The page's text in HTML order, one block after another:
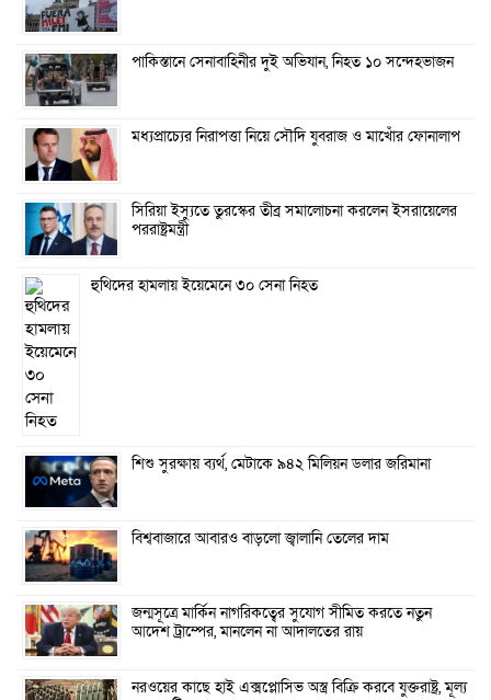
পাকিস্তানে সেনাবাহিনীর দুই অভিযান, নিহত ১০ সন্দেহভাজন
মধ্যপ্রাচ্যের নিরাপত্তা নিয়ে সৌদি যুবরাজ ও মাখোঁর ফোনালাপ
সিরিয়া ইস্যুতে তুরস্কের তীব্র সমালোচনা করলেন ইসরায়েলের
পররাষ্ট্রমন্ত্রী
হুথিদের হামলায় ইয়েমেনে ৩০ সেনা নিহত
শিশু সুরক্ষায় ব্যর্থ, মেটাকে ৯৪২ মিলিয়ন ডলার জরিমানা
বিশ্ববাজারে আবারও বাড়লো জ্বালানি তেলের দাম
জন্মসূত্রে মার্কিন নাগরিকত্বের সুযোগ সীমিত করতে নতুন
আদেশ ট্রাম্পের, মানলেন না আদালতের রায়
নরওয়ের কাছে হাই এক্সপ্লোসিভ অস্ত্র বিক্রি করবে যুক্তরাষ্ট্র, মূল্য